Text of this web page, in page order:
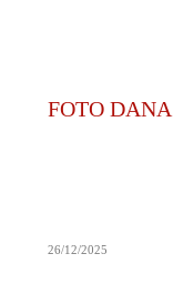
FOTO DANA
26/12/2025